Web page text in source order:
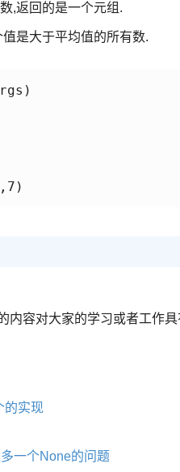
,返回的是一个元组.
是大于平均值的所有数.
内容对大家的学习或者工作
的实现
一个None的问题